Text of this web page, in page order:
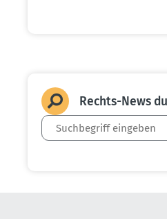
Rechts-News